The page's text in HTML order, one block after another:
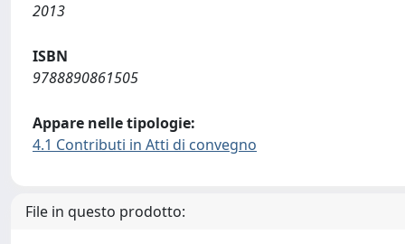
2013
ISBN
9788890861505
Appare nelle tipologie:
4.1 Contributi in Atti di convegno
File in questo prodotto: